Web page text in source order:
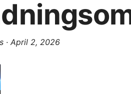
· April 2, 2026